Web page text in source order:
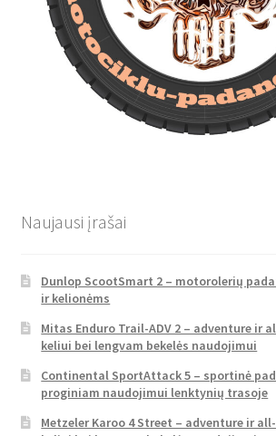
Naujausi įrašai
Dunlop ScootSmart 2 – motorolerių
ir kelionėms
Mitas Enduro Trail-ADV 2 – adventure ir
keliui bei lengvam bekelės naudojimui
Continental SportAttack 5 – sportinė
proginiam naudojimui lenktynių trasoje
Metzeler Karoo 4 Street – adventure ir